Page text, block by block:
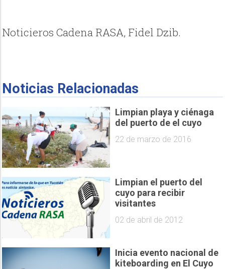
Noticieros Cadena RASA, Fidel Dzib.
Noticias Relacionadas
Limpian playa y ciénaga
del puerto de el cuyo
22 de marzo de 2016
Limpian el puerto del
cuyo para recibir
visitantes
02 de abril de 2012
Inicia evento nacional de
kiteboarding en El Cuyo